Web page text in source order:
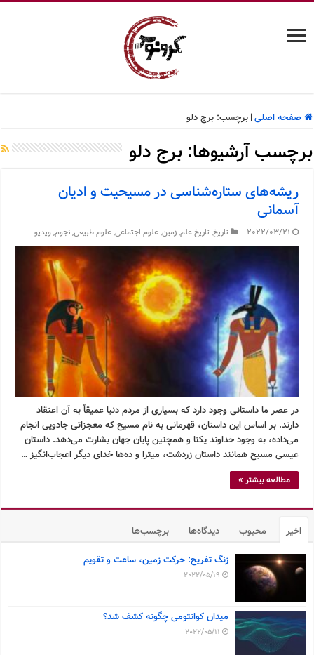
صفحه اصلی| برچسب:برج دلو
برچسب آرشیوها:برج دلو
ریشه‌های ستاره‌شناسی در مسیحیت و ادیان
آسمانی
2022/03/21 تاریخ, تاریخ علم,زمین,علوم اجتماعی,علوم طبیعی,نجوم,ویدیو
در عصر ما داستانی وجود دارد که بسیاری از مردم دنیا عمیقاً به آن اعتقاد
دارند. بر اساس این داستان، قهرمانی به نام مسیح که معجزاتی جادویی انجام
می‌داده، به وجود خداوند یکتا و همچنین پایان جهان بشارت می‌دهد. داستان
عیسی مسیح همانند داستان زردشت، میترا و ده‌ها خدای دیگر اعجاب‌انگیز …
مطالعه بیشتر »
اخیر محبوب دیدگاه‌ها برچسب‌ها
زنگ تفریح: حرکت زمین، ساعت و تقویم
2022/05/19
میدان کوانتومی چگونه کشف شد؟
2022/05/11